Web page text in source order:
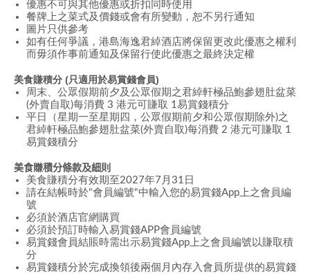
優惠不可與其他優惠或折扣同時使用
餐牌上之菜式及價錢或會有所變動，恕不另行通知
圖片只供參考
如有任何爭議，港島海逸君綽酒店將保留更改此優惠之權利
而毋須作事前通知及保留行使此優惠之最終決定權
美食賺積分 (只適用於易賞錢會員)
周末、公眾假期前夕及公眾假期之君綽軒極品鮑參翅肚盆菜
(外賣自取)每消費 3 港元可賺取 1易賞錢積分
平日（星期一至星期四，公眾假期前夕和公眾假期除外)之
君綽軒極品鮑參翅肚盆菜(外賣自取)每消費 2 港元可賺取 1
易賞錢積分
美食賺積分條款及細則
美食賺積分有效期至2027年7月31日
請在結帳時於"會員編號"中輸入您的易賞錢App上之會員編
號
必須於酒店官網購買
必須於預訂時輸入易賞錢APP會員編號
易賞錢會員結賬時需出示易賞錢App上之會員編號以賺取積
分
易賞錢積分於完成換領後兩個月內存入會員所提供的易賞錢